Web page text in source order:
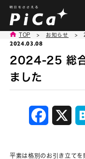
TOP > お知らせ >
2024-25 総合
ました
2024.03.08
平素は格別のお引き立てを